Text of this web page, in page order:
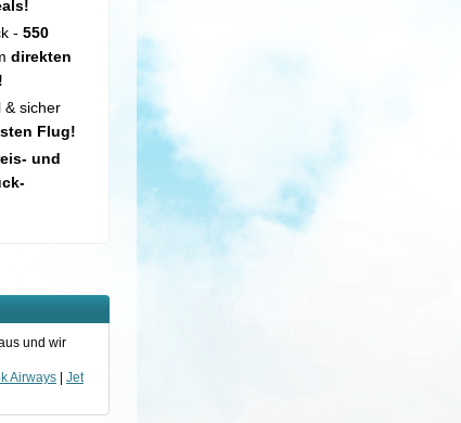
- 550
direkten
& sicher
Flug!
und
und wir
Airways| Jet